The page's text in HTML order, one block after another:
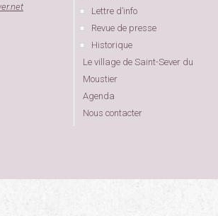
Lettre d’info
Revue de presse
Historique
Le village de Saint-Sever du
Moustier
Agenda
Nous contacter